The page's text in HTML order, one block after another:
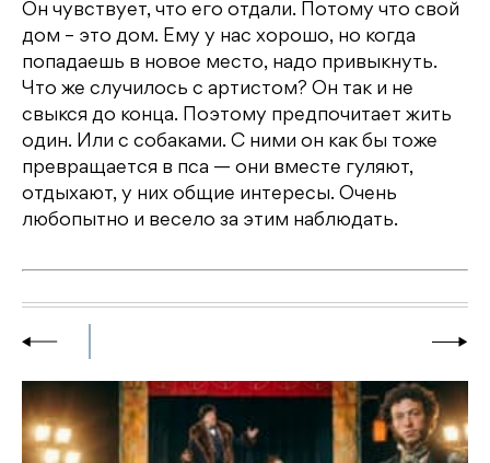
Он чувствует, что его отдали. Потому что свой
дом – это дом. Ему у нас хорошо, но когда
попадаешь в новое место, надо привыкнуть.
Что же случилось с артистом? Он так и не
свыкся до конца. Поэтому предпочитает жить
один. Или с собаками. С ними он как бы тоже
превращается в пса — они вместе гуляют,
отдыхают, у них общие интересы. Очень
любопытно и весело за этим наблюдать.